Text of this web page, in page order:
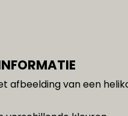
afbeelding van een